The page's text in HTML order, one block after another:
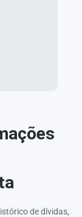
de dívidas,